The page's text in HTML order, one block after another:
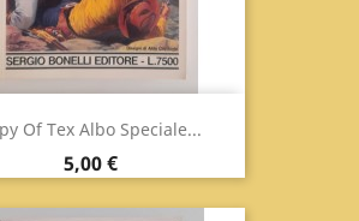
Of Tex Albo Speciale...
Prix
5,00 €